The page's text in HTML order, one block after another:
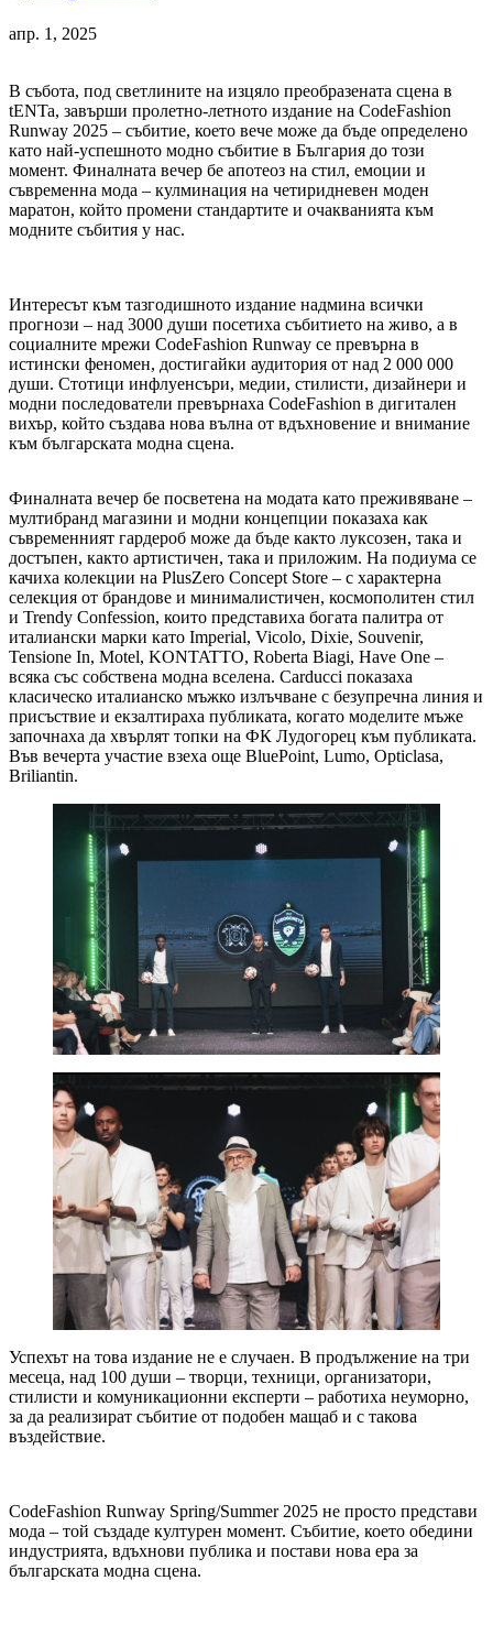
апр. 1, 2025
В събота, под светлините на изцяло преобразената сцена в
tENTa, завърши пролетно-летното издание на CodeFashion
Runway 2025 – събитие, което вече може да бъде определено
като най-успешното модно събитие в България до този
момент. Финалната вечер бе апотеоз на стил, емоции и
съвременна мода – кулминация на четиридневен моден
маратон, който промени стандартите и очакванията към
модните събития у нас.
Интересът към тазгодишното издание надмина всички
прогнози – над 3000 души посетиха събитието на живо, а в
социалните мрежи CodeFashion Runway се превърна в
истински феномен, достигайки аудитория от над 2 000 000
души. Стотици инфлуенсъри, медии, стилисти, дизайнери и
модни последователи превърнаха CodeFashion в дигитален
вихър, който създава нова вълна от вдъхновение и внимание
към българската модна сцена.
Финалната вечер бе посветена на модата като преживяване –
мултибранд магазини и модни концепции показаха как
съвременният гардероб може да бъде както луксозен, така и
достъпен, както артистичен, така и приложим. На подиума се
качиха колекции на PlusZero Concept Store – с характерна
селекция от брандове и минималистичен, космополитен стил
и Trendy Confession, които представиха богата палитра от
италиански марки като Imperial, Vicolo, Dixie, Souvenir,
Tensione In, Motel, KONTATTO, Roberta Biagi, Have One –
всяка със собствена модна вселена. Carducci показаха
класическо италианско мъжко излъчване с безупречна линия и
присъствие и екзалтираха публиката, когато моделите мъже
започнаха да хвърлят топки на ФК Лудогорец към публиката.
Във вечерта участие взеха още BluePoint, Lumo, Opticlasa,
Briliantin.
Успехът на това издание не е случаен. В продължение на три
месеца, над 100 души – творци, техници, организатори,
стилисти и комуникационни експерти – работиха неуморно,
за да реализират събитие от подобен мащаб и с такова
въздействие.
CodeFashion Runway Spring/Summer 2025 не просто представи
мода – той създаде културен момент. Събитие, което обедини
индустрията, вдъхнови публика и постави нова ера за
българската модна сцена.